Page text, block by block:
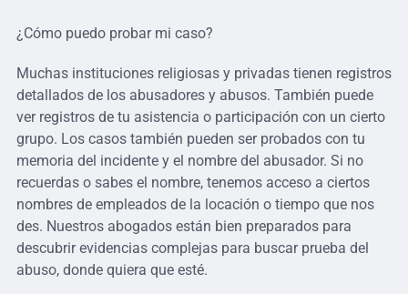
¿Cómo puedo probar mi caso?
Muchas instituciones religiosas y privadas tienen registros
detallados de los abusadores y abusos. También puede
ver registros de tu asistencia o participación con un cierto
grupo. Los casos también pueden ser probados con tu
memoria del incidente y el nombre del abusador. Si no
recuerdas o sabes el nombre, tenemos acceso a ciertos
nombres de empleados de la locación o tiempo que nos
des. Nuestros abogados están bien preparados para
descubrir evidencias complejas para buscar prueba del
abuso, donde quiera que esté.